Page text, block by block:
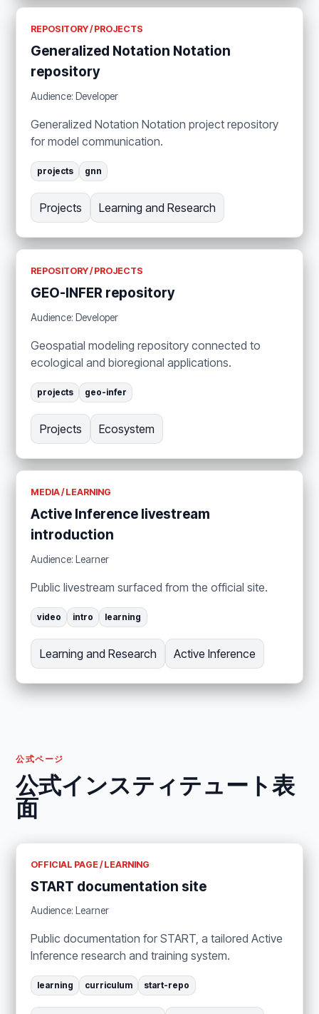
REPOSITORY / PROJECTS
Generalized Notation Notation
repository
Audience: Developer
Generalized Notation Notation project repository
for model communication.
projects gnn
Projects Learning and Research
REPOSITORY / PROJECTS
GEO-INFER repository
Audience: Developer
Geospatial modeling repository connected to
ecological and bioregional applications.
projects geo-infer
Projects Ecosystem
MEDIA / LEARNING
Active Inference livestream
introduction
Audience: Learner
Public livestream surfaced from the official site.
video intro learning
Learning and Research Active Inference
公式ページ
公式インスティテュート表
面
OFFICIAL PAGE / LEARNING
START documentation site
Audience: Learner
Public documentation for START, a tailored Active
Inference research and training system.
learning curriculum start-repo